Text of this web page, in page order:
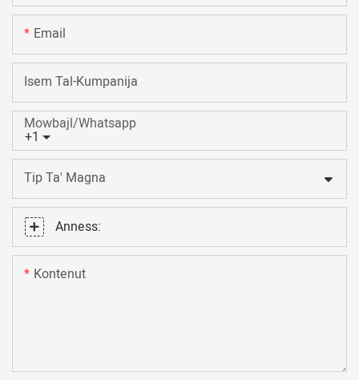
Email
Isem Tal-Kumpanija
+1
Mowbajl/Whatsapp
Tip Ta' Magna
Anness:
Kontenut